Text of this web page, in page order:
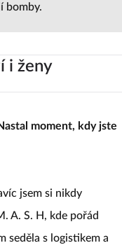
bomby.
i ženy
moment, kdy jste
jsem si nikdy
A. S. H, kde pořád
seděla s logistikem a